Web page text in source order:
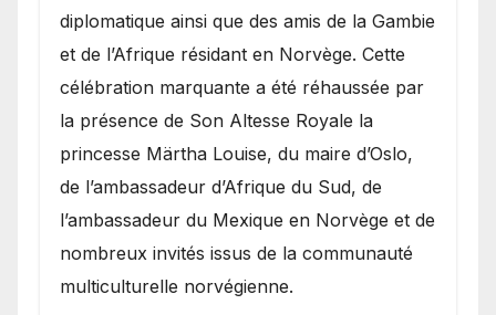
diplomatique ainsi que des amis de la Gambie
et de l’Afrique résidant en Norvège. Cette
célébration marquante a été réhaussée par
la présence de Son Altesse Royale la
princesse Märtha Louise, du maire d’Oslo,
de l’ambassadeur d’Afrique du Sud, de
l’ambassadeur du Mexique en Norvège et de
nombreux invités issus de la communauté
multiculturelle norvégienne.